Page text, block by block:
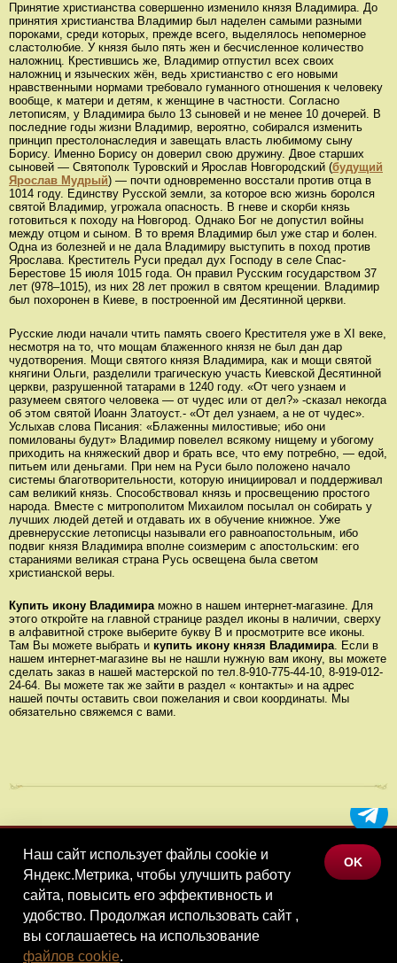
Принятие христианства совершенно изменило князя Владимира. До
принятия христианства Владимир был наделен самыми разными
пороками, среди которых, прежде всего, выделялось непомерное
сластолюбие. У князя было пять жен и бесчисленное количество
наложниц. Крестившись же, Владимир отпустил всех своих
наложниц и языческих жён, ведь христианство с его новыми
нравственными нормами требовало гуманного отношения к человеку
вообще, к матери и детям, к женщине в частности. Согласно
летописям, у Владимира было 13 сыновей и не менее 10 дочерей. В
последние годы жизни Владимир, вероятно, собирался изменить
принцип престолонаследия и завещать власть любимому сыну
Борису. Именно Борису он доверил свою дружину. Двое старших
сыновей — Святополк Туровский и Ярослав Новгородский (будущий
Ярослав Мудрый) — почти одновременно восстали против отца в
1014 году. Единству Русской земли, за которое всю жизнь боролся
святой Владимир, угрожала опасность. В гневе и скорби князь
готовиться к походу на Новгород. Однако Бог не допустил войны
между отцом и сыном. В то время Владимир был уже стар и болен.
Одна из болезней и не дала Владимиру выступить в поход против
Ярослава. Креститель Руси предал дух Господу в селе Спас-
Берестове 15 июля 1015 года. Он правил Русским государством 37
лет (978–1015), из них 28 лет прожил в святом крещении. Владимир
был похоронен в Киеве, в построенной им Десятинной церкви.
Русские люди начали чтить память своего Крестителя уже в XI веке,
несмотря на то, что мощам блаженного князя не был дан дар
чудотворения. Мощи святого князя Владимира, как и мощи святой
княгини Ольги, разделили трагическую участь Киевской Десятинной
церкви, разрушенной татарами в 1240 году. «От чего узнаем и
разумеем святого человека — от чудес или от дел?» -сказал некогда
об этом святой Иоанн Златоуст.- «От дел узнаем, а не от чудес».
Услыхав слова Писания: «Блаженны милостивые; ибо они
помилованы будут» Владимир повелел всякому нищему и убогому
приходить на княжеский двор и брать все, что ему потребно, — едой,
питьем или деньгами. При нем на Руси было положено начало
системы благотворительности, которую инициировал и поддерживал
сам великий князь. Способствовал князь и просвещению простого
народа. Вместе с митрополитом Михаилом посылал он собирать у
лучших людей детей и отдавать их в обучение книжное. Уже
древнерусские летописцы называли его равноапостольным, ибо
подвиг князя Владимира вполне соизмерим с апостольским: его
стараниями великая страна Русь освещена была светом
христианской веры.
Купить икону Владимираможно в нашем интернет-магазине. Для
этого откройте на главной странице раздел иконы в наличии, сверху
в алфавитной строке выберите букву В и просмотрите все иконы.
Там Вы можете выбрать и купить икону князя Владимира. Если в
нашем интернет-магазине вы не нашли нужную вам икону, вы можете
сделать заказ в нашей мастерской по тел.8-910-775-44-10, 8-919-012-
24-64. Вы можете так же зайти в раздел « контакты» и на адрес
нашей почты оставить свои пожелания и свои координаты. Мы
обязательно свяжемся с вами.
МЕНЮ
КАТАЛОГ ТОВАРОВ
КОНТАКТЫ
Наш сайт использует файлы cookie и
Яндекс.Метрика, чтобы улучшить работу
сайта, повысить его эффективность и
удобство. Продолжая использовать сайт ,
вы соглашаетесь на использование
файлов cookie.
OK